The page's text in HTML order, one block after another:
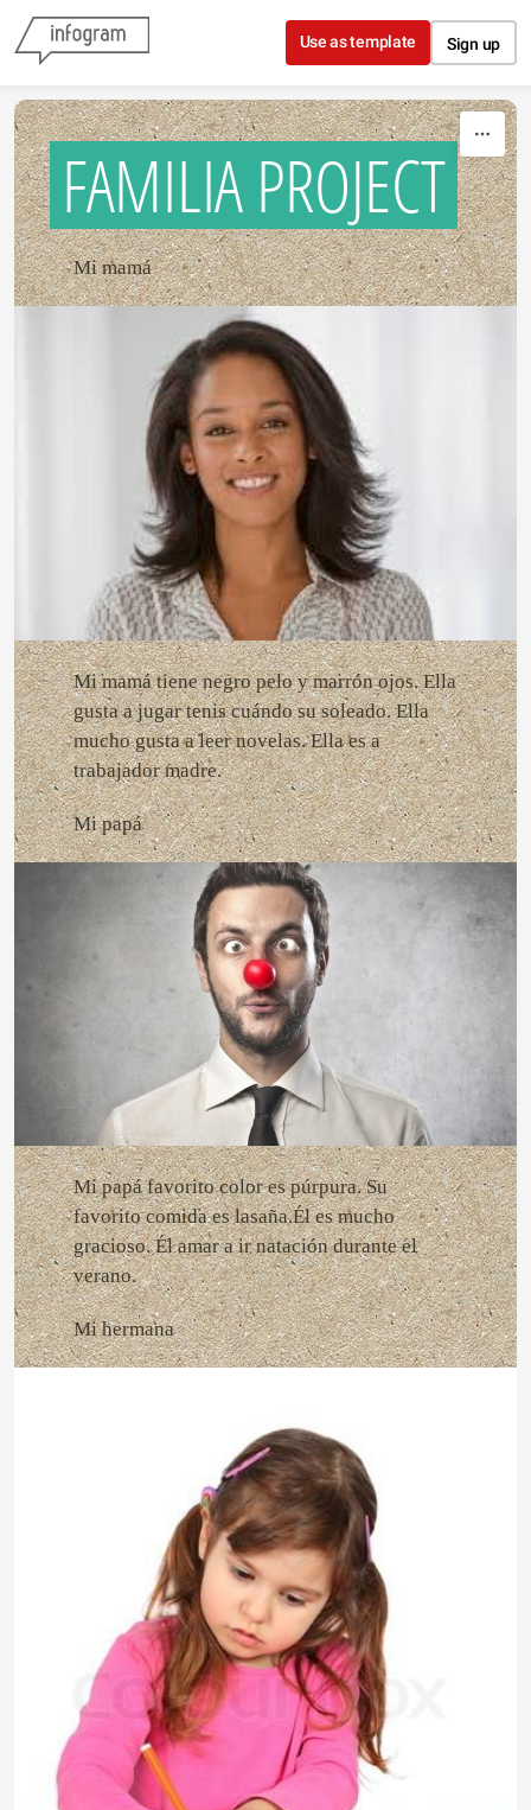
Skip to content
Use as template Sign up
FAMILIA PROJECT
Mi mamá
Mi mamá tiene negro pelo y marrón ojos. Ella
gusta a jugar tenis cuándo su soleado. Ella
mucho gusta a leer novelas. Ella es a
trabajador madre.
Mi papá
Mi papá favorito color es púrpura. Su
favorito comida es lasaña.Él es mucho
gracioso. Él amar a ir natación durante el
verano.
Mi hermana